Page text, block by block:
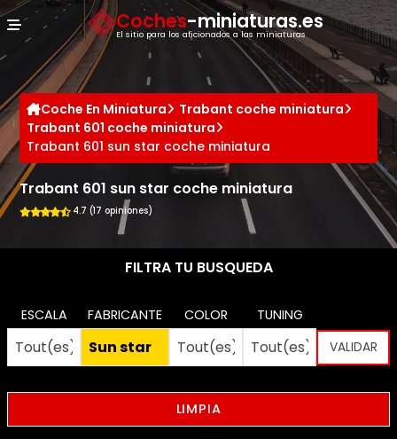
Coches-miniaturas.es
El sitio para los aficionados a las miniaturas
Coche En Miniatura
Trabant coche miniatura
Trabant 601 coche miniatura
Trabant 601 sun star coche miniatura
Trabant 601 sun star coche miniatura
4.7 (17 opiniones)
FILTRA TU BUSQUEDA
ESCALA FABRICANTE COLOR TUNING
LIMPIA
Panel de gestión de cookies